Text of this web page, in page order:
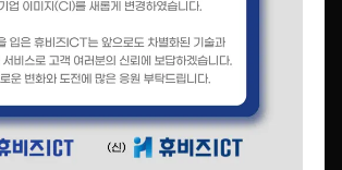
주소의 무단 수집행위 등 금지)
홈페이지 운영자 또는 관리자의 사전 동의 없이
에서 자동으로 전자우편주소를 수집하는 프로그
적 장치를 이용하여 전자우편주소를 수집하여서